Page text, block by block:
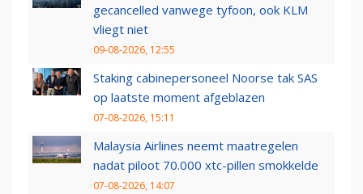
gecancelled vanwege tyfoon, ook KLM
vliegt niet
09-08-2026, 12:55
Staking cabinepersoneel Noorse tak SAS
op laatste moment afgeblazen
07-08-2026, 15:11
Malaysia Airlines neemt maatregelen
nadat piloot 70.000 xtc-pillen smokkelde
07-08-2026, 14:07